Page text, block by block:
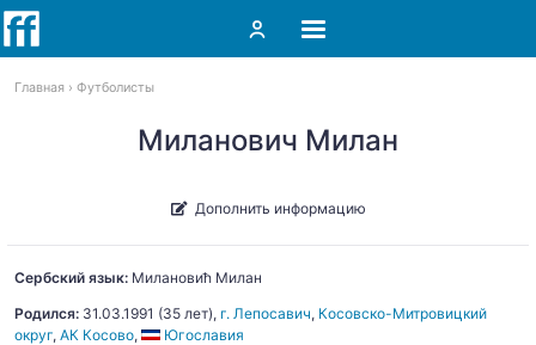
Главная Футболисты
Миланович Милан
Дополнить информацию
Сербский язык: Милановић Милан
Родился: 31.03.1991 (35 лет), г. Лепосавич, Косовско-Митровицкий
округ, АК Косово,
Югославия